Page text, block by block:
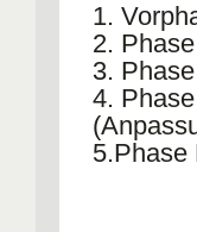
1.
2.
3.
4.
5.Phase